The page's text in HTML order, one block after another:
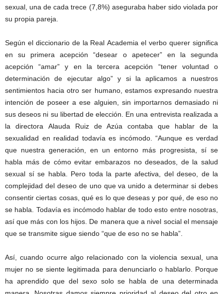
sexual, una de cada trece (7,8%) aseguraba haber sido violada por
su propia pareja.
Según el diccionario de la Real Academia el verbo querer significa
en su primera acepción “desear o apetecer” en la segunda
acepción “amar” y en la tercera acepción “tener voluntad o
determinación de ejecutar algo” y si la aplicamos a nuestros
sentimientos hacia otro ser humano, estamos expresando nuestra
intención de poseer a ese alguien, sin importarnos demasiado ni
sus deseos ni su libertad de elección. En una entrevista realizada a
la directora Alauda Ruiz de Azúa contaba que hablar de la
sexualidad en realidad todavía es incómodo. “Aunque es verdad
que nuestra generación, en un entorno más progresista, sí se
habla más de cómo evitar embarazos no deseados, de la salud
sexual sí se habla. Pero toda la parte afectiva, del deseo, de la
complejidad del deseo de uno que va unido a determinar si debes
consentir ciertas cosas, qué es lo que deseas y por qué, de eso no
se habla. Todavía es incómodo hablar de todo esto entre nosotras,
así que más con los hijos. De manera que a nivel social el mensaje
que se transmite sigue siendo “que de eso no se habla”.
Así, cuando ocurre algo relacionado con la violencia sexual, una
mujer no se siente legitimada para denunciarlo o hablarlo. Porque
ha aprendido que del sexo solo se habla de una determinada